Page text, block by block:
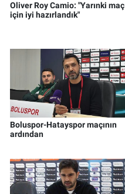
Oliver Roy Camio: "Yarınki maç
için iyi hazırlandık"
Boluspor-Hatayspor maçının
ardından